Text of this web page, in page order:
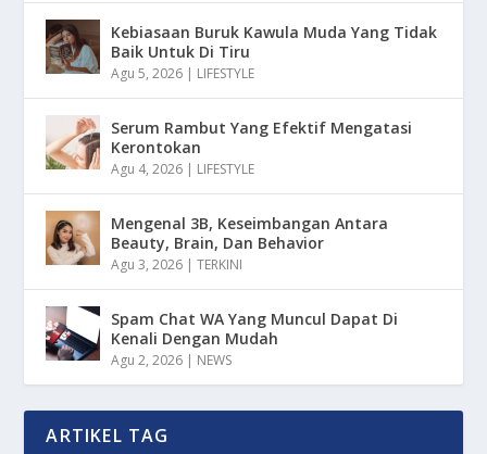
Kebiasaan Buruk Kawula Muda Yang Tidak
Baik Untuk Di Tiru
Agu 5, 2026 | LIFESTYLE
Serum Rambut Yang Efektif Mengatasi
Kerontokan
Agu 4, 2026 | LIFESTYLE
Mengenal 3B, Keseimbangan Antara
Beauty, Brain, Dan Behavior
Agu 3, 2026 |TERKINI
Spam Chat WA Yang Muncul Dapat Di
Kenali Dengan Mudah
Agu 2, 2026 | NEWS
ARTIKEL TAG